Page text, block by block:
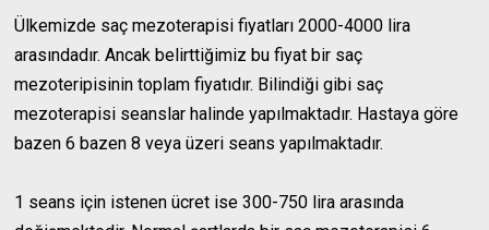
Ülkemizde saç mezoterapisi fiyatları 2000-4000 lira
arasındadır. Ancak belirttiğimiz bu fiyat bir saç
mezoteripisinin toplam fiyatıdır. Bilindiği gibi saç
mezoterapisi seanslar halinde yapılmaktadır. Hastaya göre
bazen 6 bazen 8 veya üzeri seans yapılmaktadır.
1 seans için istenen ücret ise 300-750 lira arasında